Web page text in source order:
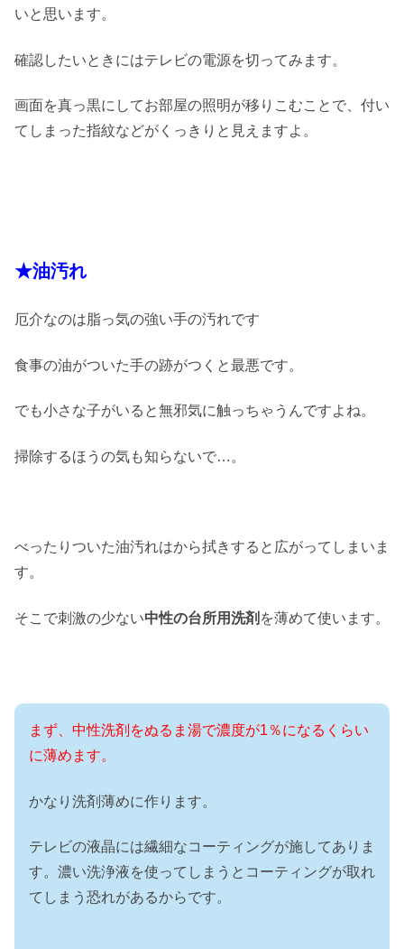
いと思います。
確認したいときにはテレビの電源を切ってみます。
画面を真っ黒にしてお部屋の照明が移りこむことで、付い
てしまった指紋などがくっきりと見えますよ。
★油汚れ
厄介なのは脂っ気の強い手の汚れです
食事の油がついた手の跡がつくと最悪です。
でも小さな子がいると無邪気に触っちゃうんですよね。
掃除するほうの気も知らないで…。
べったりついた油汚れはから拭きすると広がってしまいま
す。
そこで刺激の少ない中性の台所用洗剤 を薄めて使います。
まず、中性洗剤をぬるま湯で濃度が1％になるくらい
に薄めます。
かなり洗剤薄めに作ります。
テレビの液晶には繊細なコーティングが施してありま
す。濃い洗浄液を使ってしまうとコーティングが取れ
てしまう恐れがあるからです。